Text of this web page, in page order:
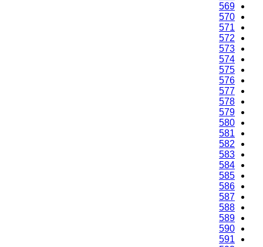
569
570
571
572
573
574
575
576
577
578
579
580
581
582
583
584
585
586
587
588
589
590
591